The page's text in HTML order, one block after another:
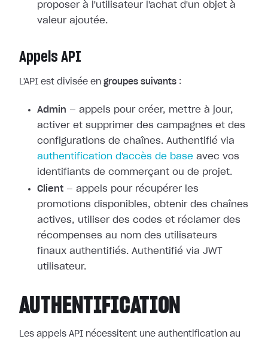
proposer à l'utilisateur l'achat d'un objet à
valeur ajoutée.
Appels API
L'API est divisée en groupes suivants :
Admin — appels pour créer, mettre à jour,
activer et supprimer des campagnes et des
configurations de chaînes. Authentifié via
authentification d'accès de base avec vos
identifiants de commerçant ou de projet.
Client — appels pour récupérer les
promotions disponibles, obtenir des chaînes
actives, utiliser des codes et réclamer des
récompenses au nom des utilisateurs
finaux authentifiés. Authentifié via JWT
utilisateur.
AUTHENTIFICATION
Les appels API nécessitent une authentification au